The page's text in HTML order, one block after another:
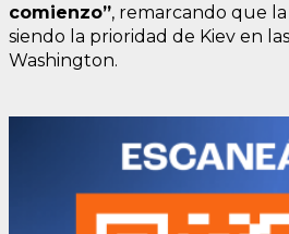
comienzo”, remarcando que
siendo la prioridad de Kiev en
Washington.